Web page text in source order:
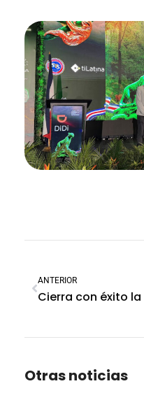
ANTERIOR
Otras noticias